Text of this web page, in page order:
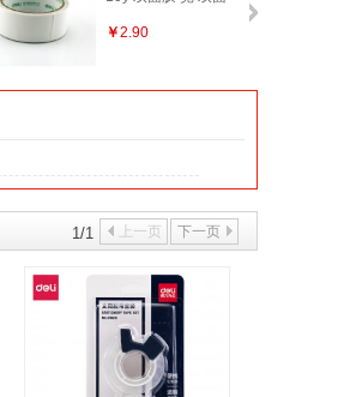
￥2.90
1/1 上一页 下一页